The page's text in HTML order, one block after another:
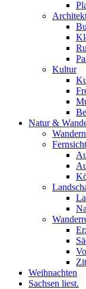
Kultur
Natur &
Wandern
Weihnachten
Sachsen liest.